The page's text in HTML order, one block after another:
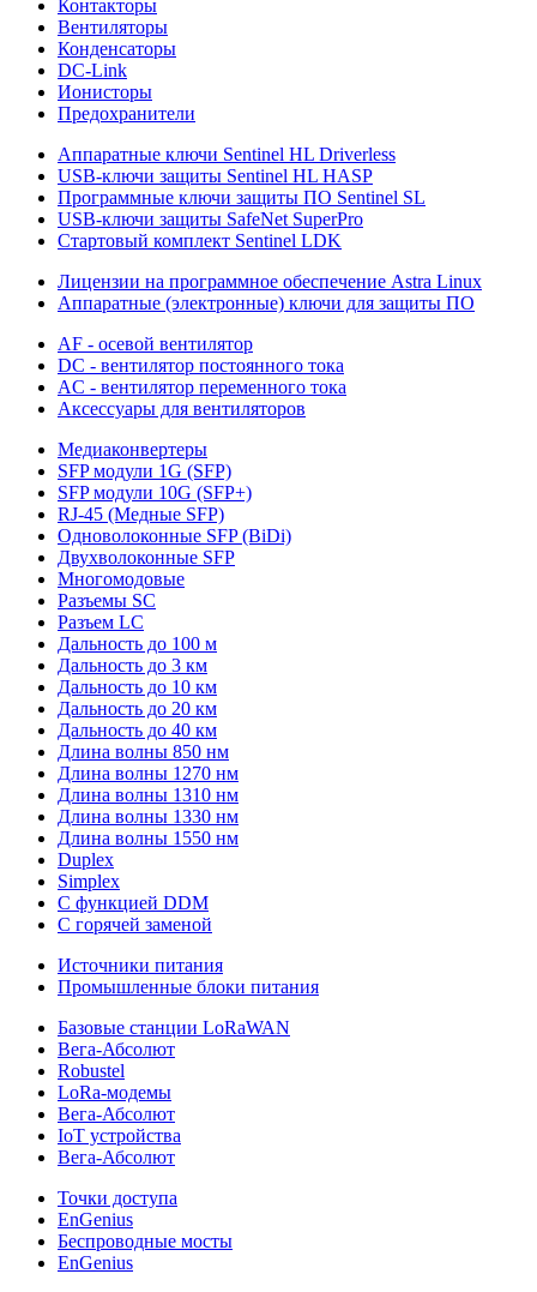
Контакторы
Вентиляторы
Конденсаторы
DC-Link
Ионисторы
Предохранители
Аппаратные ключи Sentinel HL Driverless
USB-ключи защиты Sentinel HL HASP
Программные ключи защиты ПО Sentinel SL
USB-ключи защиты SafeNet SuperPro
Стартовый комплект Sentinel LDK
Лицензии на программное обеспечение Astra Linux
Аппаратные (электронные) ключи для защиты ПО
AF - осевой вентилятор
DC - вентилятор постоянного тока
AC - вентилятор переменного тока
Аксессуары для вентиляторов
Медиаконвертеры
SFP модули 1G (SFP)
SFP модули 10G (SFP+)
RJ-45 (Медные SFP)
Одноволоконные SFP (BiDi)
Двухволоконные SFP
Многомодовые
Разъемы SC
Разъем LC
Дальность до 100 м
Дальность до 3 км
Дальность до 10 км
Дальность до 20 км
Дальность до 40 км
Длина волны 850 нм
Длина волны 1270 нм
Длина волны 1310 нм
Длина волны 1330 нм
Длина волны 1550 нм
Duplex
Simplex
С функцией DDM
С горячей заменой
Источники питания
Промышленные блоки питания
Базовые станции LoRaWAN
Вега-Абсолют
Robustel
LoRa-модемы
Вега-Абсолют
IoT устройства
Вега-Абсолют
Точки доступа
EnGenius
Беспроводные мосты
EnGenius